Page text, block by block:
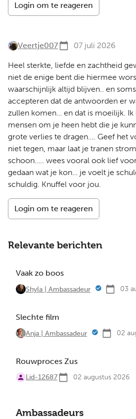
Login om te reageren
Veertje007 07 juli 2026
Heel sterkte, liefde en zachtheid
niet de enige bent die hiermee
waarschijnlijk altijd blijven.. en
accepteren dat de antwoorden er
zullen komen… en dat is moeilijk. Ik
mensen om je heen hebt die je
grote verlies te dragen…. Geef het
niet tegen, maar laat je tranen
schoon….. wees vooral ook lief
gedaan wat je kon… je voelt je
schuldig. Knuffel voor jou.
Login om te reageren
Relevante berichten
Vaak zo boos
Shyla | Ambassadeur 03
Slechte film
Anja | Ambassadeur 02
Rouwproces Zus
Lid-12687 02 augustus 2026
Ambassadeurs